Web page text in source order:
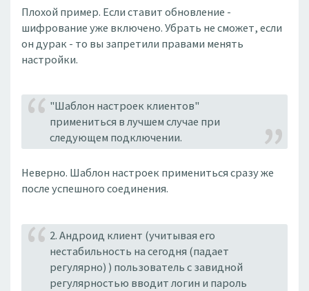
Плохой пример. Если ставит обновление -
шифрование уже включено. Убрать не сможет, если
он дурак - то вы запретили правами менять
настройки.
"Шаблон настроек клиентов"
примениться в лучшем случае при
следующем подключении.
Неверно. Шаблон настроек примениться сразу же
после успешного соединения.
2. Андроид клиент (учитывая его
нестабильность на сегодня (падает
регулярно) ) пользователь с завидной
регулярностью вводит логин и пароль